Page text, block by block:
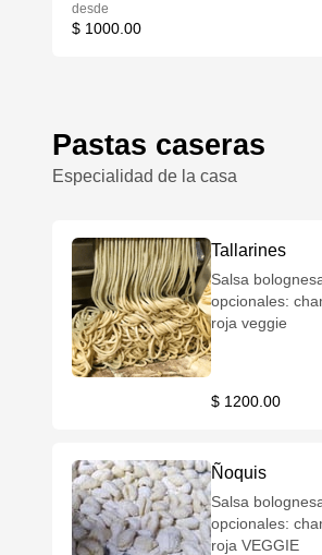
desde
$ 1000.00
Pastas caseras
Especialidad de la casa
Tallarines
Salsa
opcionales:
roja veggie
$ 1200.00
Ñoquis
Salsa
opcionales:
roja VEGGIE